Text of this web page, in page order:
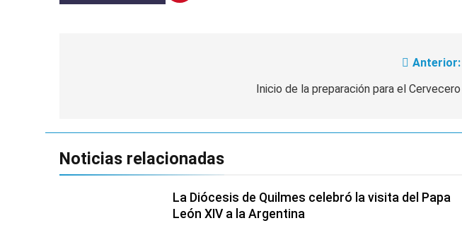
Anterior:
Inicio de la preparación para el Cervecero
Noticias relacionadas
La Diócesis de Quilmes celebró la visita del Papa
León XIV a la Argentina